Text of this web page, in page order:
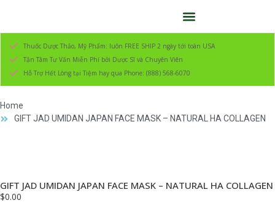
Thuốc Dược Thảo, Mỹ Phẩm: luôn FREE SHIP 2 ngày tới toàn USA
Tận Tâm Tư Vấn Miễn Phí bởi Dược Sĩ và Chuyên Viên
Hỗ Trợ Hết Lòng tại Tiệm hay qua Phone: (888) 568-6070
Home
GIFT JAD UMIDAN JAPAN FACE MASK – NATURAL HA COLLAGEN
GIFT JAD UMIDAN JAPAN FACE MASK – NATURAL HA COLLAGEN
$0.00